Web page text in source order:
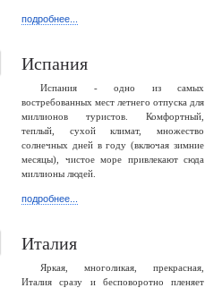
подробнее...
Испания
Испания - одно из самых
востребованных мест летнего отпуска для
миллионов туристов. Комфортный,
теплый, сухой климат, множество
солнечных дней в году (включая зимние
месяцы), чистое море привлекают сюда
миллионы людей.
подробнее...
Италия
Яркая, многоликая, прекрасная,
Италия сразу и бесповоротно пленяет